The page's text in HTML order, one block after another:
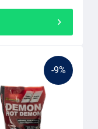
-9%